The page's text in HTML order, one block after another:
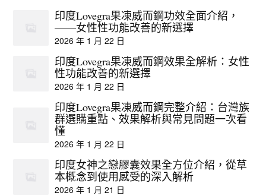
印度Lovegra果凍威而鋼功效全面介紹，
——女性性功能改善的新選擇
2026 年 1 月 22 日
印度Lovegra果凍威而鋼效果全解析：女性
性功能改善的新選擇
2026 年 1 月 22 日
印度Lovegra果凍威而鋼完整介紹：台灣族
群選購重點、效果解析與常見問題一次看
懂
2026 年 1 月 22 日
印度女神之戀膠囊效果全方位介紹，從草
本概念到使用感受的深入解析
2026 年 1 月 21 日